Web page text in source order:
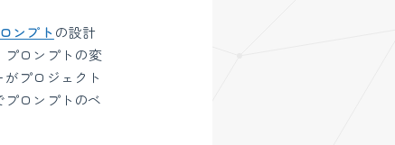
ンプト の設計
ロンプトの変
プロジェクト
ロンプトのベ